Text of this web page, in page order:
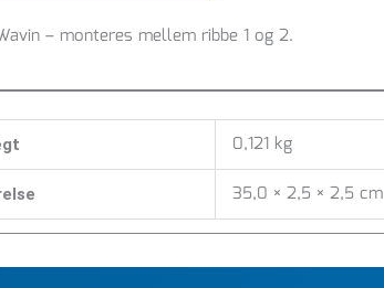
– monteres mellem ribbe 1 og 2.
0,121 kg
35,0 × 2,5 × 2,5 cm